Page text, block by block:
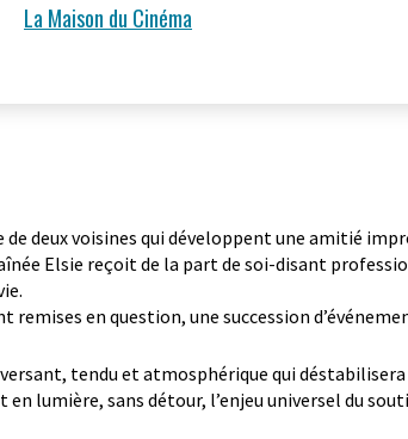
La Maison du Cinéma
de deux voisines qui développent une amitié
Elsie reçoit de la part de soi-disant
remises en question, une succession
tendu et atmosphérique qui
lumière, sans détour, l’enjeu universel du